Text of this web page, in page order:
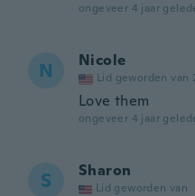
ongeveer 4 jaar
N Nicole
Lid geworden van
Love them
ongeveer 4 jaar
S Sharon
Lid geworden van